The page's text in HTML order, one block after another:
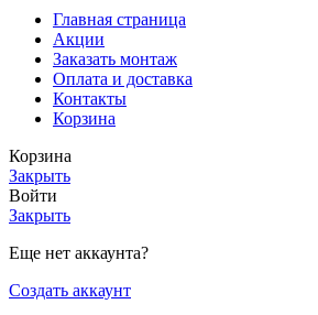
Главная страница
Акции
Заказать монтаж
Оплата и доставка
Контакты
Корзина
Корзина
Закрыть
Войти
Закрыть
Еще нет аккаунта?
Создать аккаунт